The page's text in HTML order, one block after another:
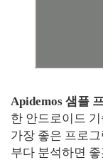
Apidemos 샘플
한 안드로이드
가장 좋은 프로
부다 분석하면